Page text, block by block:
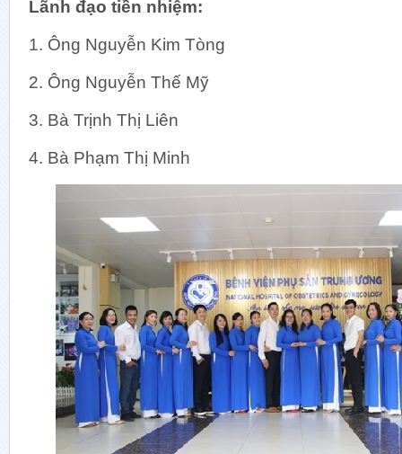
Lãnh đạo tiền nhiệm:
1. Ông Nguyễn Kim Tòng
2. Ông Nguyễn Thế Mỹ
3. Bà Trịnh Thị Liên
4. Bà Phạm Thị Minh